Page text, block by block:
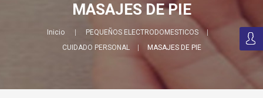
MASAJES DE PIE
Inicio
PEQUEÑOS ELECTRODOMESTICOS
CUIDADO PERSONAL
MASAJES DE PIE